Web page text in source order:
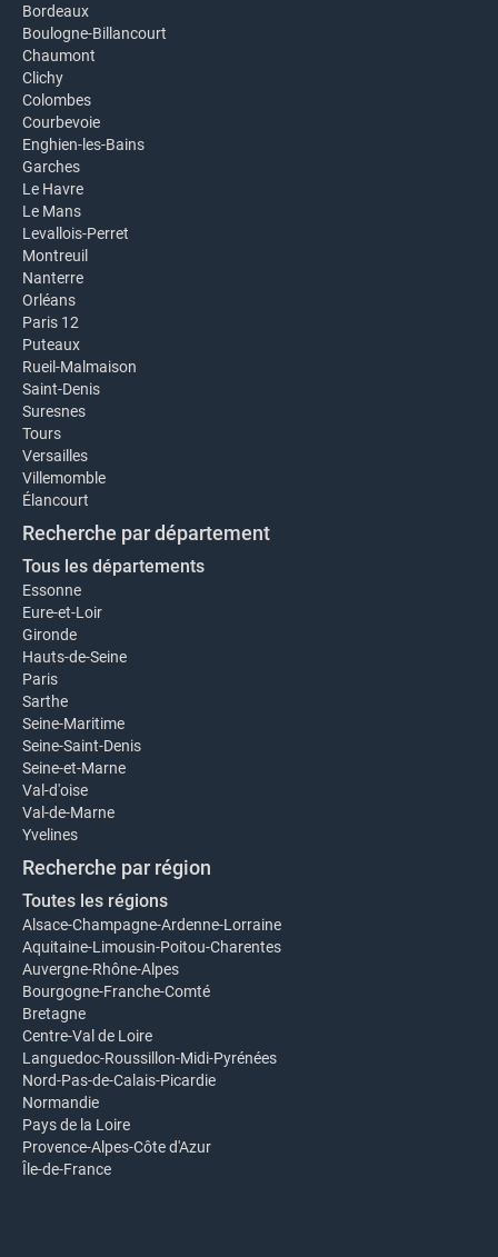
Bordeaux
Boulogne-Billancourt
Chaumont
Clichy
Colombes
Courbevoie
Enghien-les-Bains
Garches
Le Havre
Le Mans
Levallois-Perret
Montreuil
Nanterre
Orléans
Paris 12
Puteaux
Rueil-Malmaison
Saint-Denis
Suresnes
Tours
Versailles
Villemomble
Élancourt
Recherche par département
Tous les départements
Essonne
Eure-et-Loir
Gironde
Hauts-de-Seine
Paris
Sarthe
Seine-Maritime
Seine-Saint-Denis
Seine-et-Marne
Val-d'oise
Val-de-Marne
Yvelines
Recherche par région
Toutes les régions
Alsace-Champagne-Ardenne-Lorraine
Aquitaine-Limousin-Poitou-Charentes
Auvergne-Rhône-Alpes
Bourgogne-Franche-Comté
Bretagne
Centre-Val de Loire
Languedoc-Roussillon-Midi-Pyrénées
Nord-Pas-de-Calais-Picardie
Normandie
Pays de la Loire
Provence-Alpes-Côte d'Azur
Île-de-France